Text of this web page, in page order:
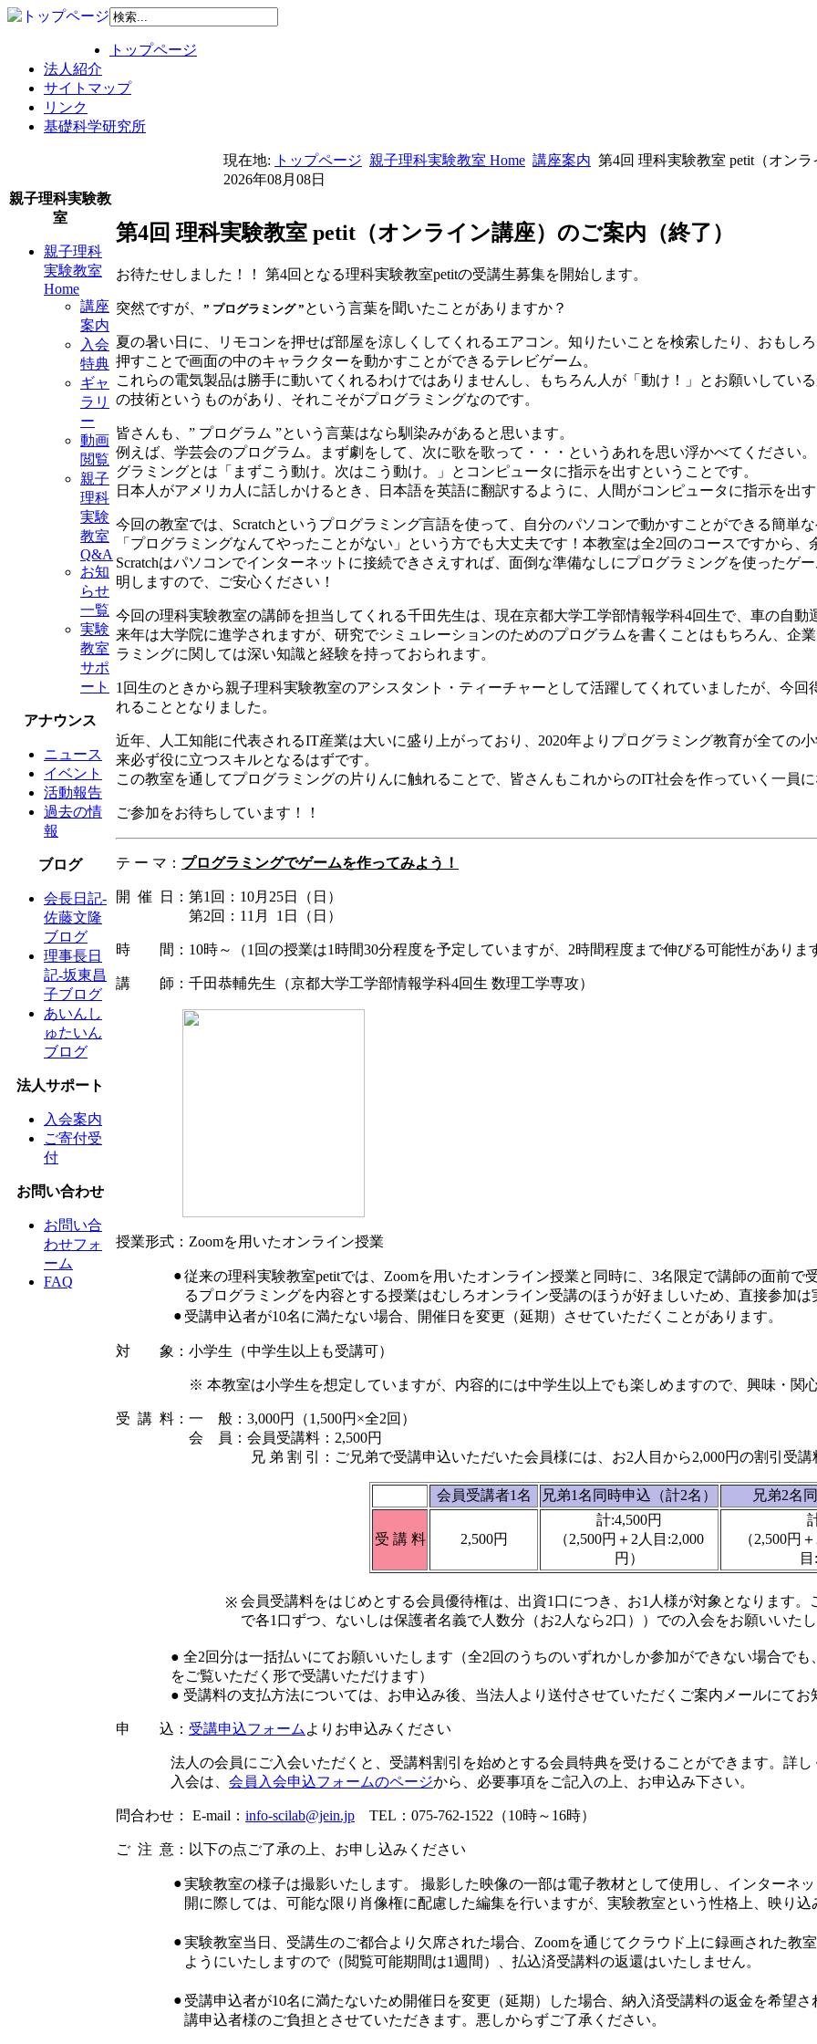
トップページ
法人紹介
サイトマップ
リンク
基礎科学研究所
現在地: トップページ 親子理科実験教室 Home 講座案内 第4回 理科実験教室 petit（オン
2026年08月08日
親子理科実験教
室
親子理科
実験教室
Home
講座
案内
入会
特典
ギャ
ラリ
ー
動画
閲覧
親子
理科
実験
教室
Q&A
お知
らせ
一覧
実験
教室
サポ
ート
アナウンス
ニュース
イベント
活動報告
過去の情
報
ブログ
会長日記-
佐藤文隆
ブログ
理事長日
記-坂東昌
子ブログ
あいんし
ゅたいん
ブログ
法人サポート
入会案内
ご寄付受
付
お問い合わせ
お問い合
わせフォ
ーム
FAQ
第4回 理科実験教室 petit（オンライン講座）のご案内（終了）
お待たせしました！！ 第4回となる理科実験教室petitの受講生募集を開始します。
突然ですが、 ” プログラミング ” という言葉を聞いたことがありますか？
夏の暑い日に、リモコンを押せば部屋を涼しくしてくれるエアコン。知りたいことを検索したり、おもし
押すことで画面の中のキャラクターを動かすことができるテレビゲーム。
これらの電気製品は勝手に動いてくれるわけではありませんし、もちろん人が「動け！」とお願いしてい
の技術というものがあり、それこそがプログラミングなのです。
皆さんも、” プログラム ”という言葉はなら馴染みがあると思います。
例えば、学芸会のプログラム。まず劇をして、次に歌を歌って・・・というあれを思い浮かべてください
グラミングとは「まずこう動け。次はこう動け。」とコンピュータに指示を出すということです。
日本人がアメリカ人に話しかけるとき、日本語を英語に翻訳するように、人間がコンピュータに指示を出
今回の教室では、Scratchというプログラミング言語を使って、自分のパソコンで動かすことができる簡単
「プログラミングなんてやったことがない」という方でも大丈夫です！本教室は全2回のコースですから
Scratchはパソコンでインターネットに接続できさえすれば、面倒な準備なしにプログラミングを使ったゲ
明しますので、ご安心ください！
今回の理科実験教室の講師を担当してくれる千田先生は、現在京都大学工学部情報学科4回生で、車の自
来年は大学院に進学されますが、研究でシミュレーションのためのプログラムを書くことはもちろん、企
ラミングに関しては深い知識と経験を持っておられます。
1回生のときから親子理科実験教室のアシスタント・ティーチャーとして活躍してくれていましたが、今
れることとなりました。
近年、人工知能に代表されるIT産業は大いに盛り上がっており、2020年よりプログラミング教育が全ての
来必ず役に立つスキルとなるはずです。
この教室を通してプログラミングの片りんに触れることで、皆さんもこれからのIT社会を作っていく一員
ご参加をお待ちしています！！
テ ー マ： プログラミングでゲームを作ってみよう！
開 催 日：第1回：10月25日（日）
第2回：11月 1日（日）
時 間：10時～（1回の授業は1時間30分程度を予定していますが、2時間程度まで伸びる可能性がありま
講 師：千田恭輔先生（京都大学工学部情報学科4回生 数理工学専攻）
授業形式：Zoomを用いたオンライン授業
●従来の理科実験教室petitでは、Zoomを用いたオンライン授業と同時に、3名限定で講師の面前
るプログラミングを内容とする授業はむしろオンライン受講のほうが好ましいため、直接参加
● 受講申込者が10名に満たない場合、開催日を変更（延期）させていただくことがあります。
対 象：小学生（中学生以上も受講可）
※ 本教室は小学生を想定していますが、内容的には中学生以上でも楽しめますので、興味・関心
受 講 料：一 般：3,000円（1,500円×全2回）
会 員：会員受講料：2,500円
兄 弟 割 引：ご兄弟で受講申込いただいた会員様には、お2人目から2,000円の割引受講料
会員受講者1名 兄弟1名同時申込（計2名） 兄弟2名
受 講 料 2,500円
計:4,500円
（2,500円＋2人目:2,000
円）
（2,500円
※ 会員受講料をはじめとする会員優待権は、出資1口につき、お1人様が対象となります
で各1口ずつ、ないしは保護者名義で人数分（お2人なら2口））での入会をお願いいた
● 全2回分は一括払いにてお願いいたします（全2回のうちのいずれかしか参加ができない場合で
をご覧いただく形で受講いただけます）
● 受講料の支払方法については、お申込み後、当法人より送付させていただくご案内メールにてお
申 込： 受講申込フォーム よりお申込みください
法人の会員にご入会いただくと、受講料割引を始めとする会員特典を受けることができます。詳し
入会は、 会員入会申込フォームのページから、必要事項をご記入の上、お申込み下さい。
問合わせ： E-mail： info-scilab@jein.jp TEL：075-762-1522（10時～16時）
ご 注 意：以下の点ご了承の上、お申し込みください
●実験教室の様子は撮影いたします。 撮影した映像の一部は電子教材として使用し、インターネ
開に際しては、可能な限り肖像権に配慮した編集を行いますが、実験教室という性格上、映り
●実験教室当日、受講生のご都合より欠席された場合、Zoomを通じてクラウド上に録画された教
ようにいたしますので（閲覧可能期間は1週間）、払込済受講料の返還はいたしません。
● 受講申込者が10名に満たないため開催日を変更（延期）した場合、納入済受講料の返金を希望
講申込者様のご負担とさせていただきます。悪しからずご了承ください。